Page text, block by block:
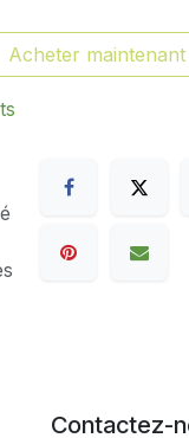
Acheter maintenant
Contactez-